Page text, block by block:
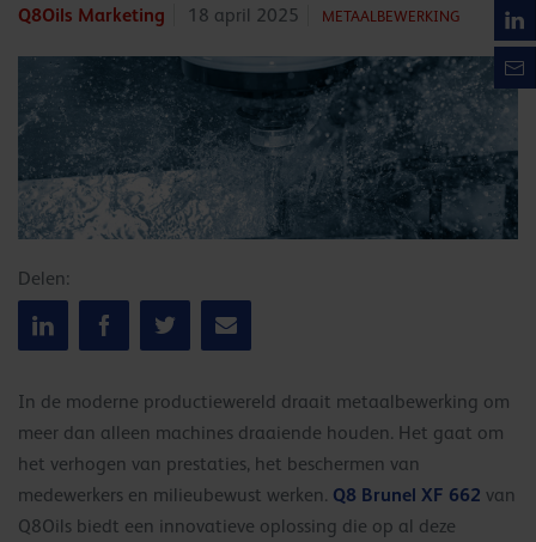
Q8Oils Marketing 18 april 2025 METAALBEWERKING
Delen:
In de moderne productiewereld draait metaalbewerking om
meer dan alleen machines draaiende houden. Het gaat om
het verhogen van prestaties, het beschermen van
medewerkers en milieubewust werken. Q8 Brunel XF 662 van
Q8Oils biedt een innovatieve oplossing die op al deze